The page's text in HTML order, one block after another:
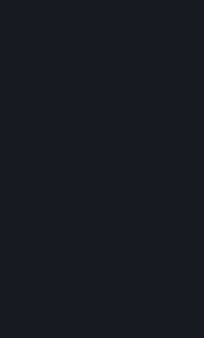
Valve no puede proporcionar
realizadas fuera de Steam (por
tarjetas de la Cartera de Steam
Si te han bloqueado por VAC
un juego, pierdes el derecho al
No podemos ofrecer
(p. ej., películas, cortos, series,
que el video venga en lote con